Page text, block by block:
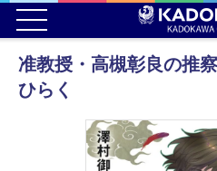
准教授・高槻彰良の推
ひらく